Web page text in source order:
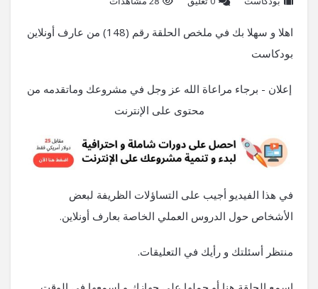
اهلا و سهلا بك في ملخص الحلقة رقم (148) من عارف أونلاين
بودكاست
إعلان - برجاء مراعاة الله عز وجل في مشروعك وماتقدمه من
محتوى على الإنترنت
في هذا الفيديو أجيب على التساؤلات الظريفة لبعض
الأشخاص حول الدروس العملي الخاصة بعارف أونلاين.
منتظر أسئلتك و رأيك في التعليقات.